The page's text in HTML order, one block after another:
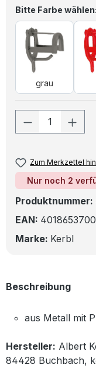
Bitte Farbe wählen:
grau
grau
Produkt
Zum Merkzettel
Nur noch 2
Produktnummer:
EAN:
Marke: Kerbl
Beschreibung
aus Metall mit
Hersteller: Albert
84428 Buchbach,